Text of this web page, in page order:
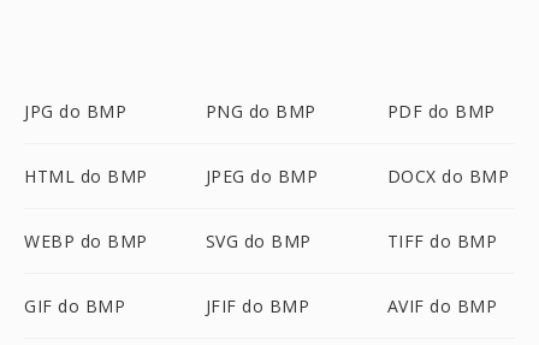
JPG do BMP PNG do BMP PDF do BMP
HTML do BMP JPEG do BMP DOCX do BMP
WEBP do BMP SVG do BMP TIFF do BMP
GIF do BMP JFIF do BMP AVIF do BMP